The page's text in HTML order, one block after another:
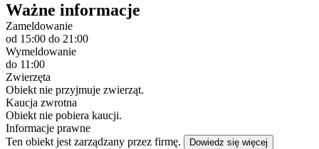
Ważne informacje
Zameldowanie
od 15:00 do 21:00
Wymeldowanie
do 11:00
Zwierzęta
Obiekt nie przyjmuje zwierząt.
Kaucja zwrotna
Obiekt nie pobiera kaucji.
Informacje prawne
Ten obiekt jest zarządzany przez firmę.
Dowiedz się więcej